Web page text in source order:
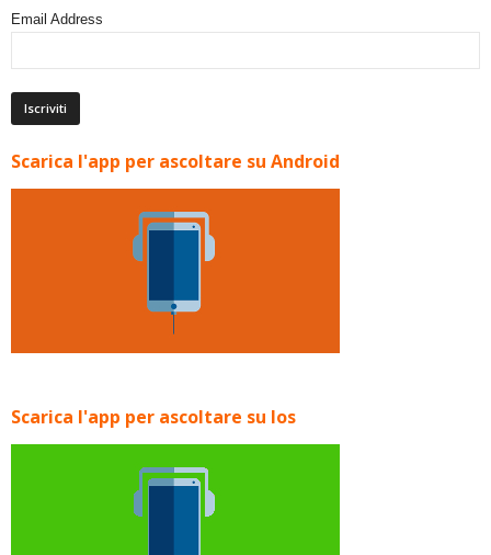
Email Address
Scarica l'app per ascoltare su Android
Scarica l'app per ascoltare su Ios